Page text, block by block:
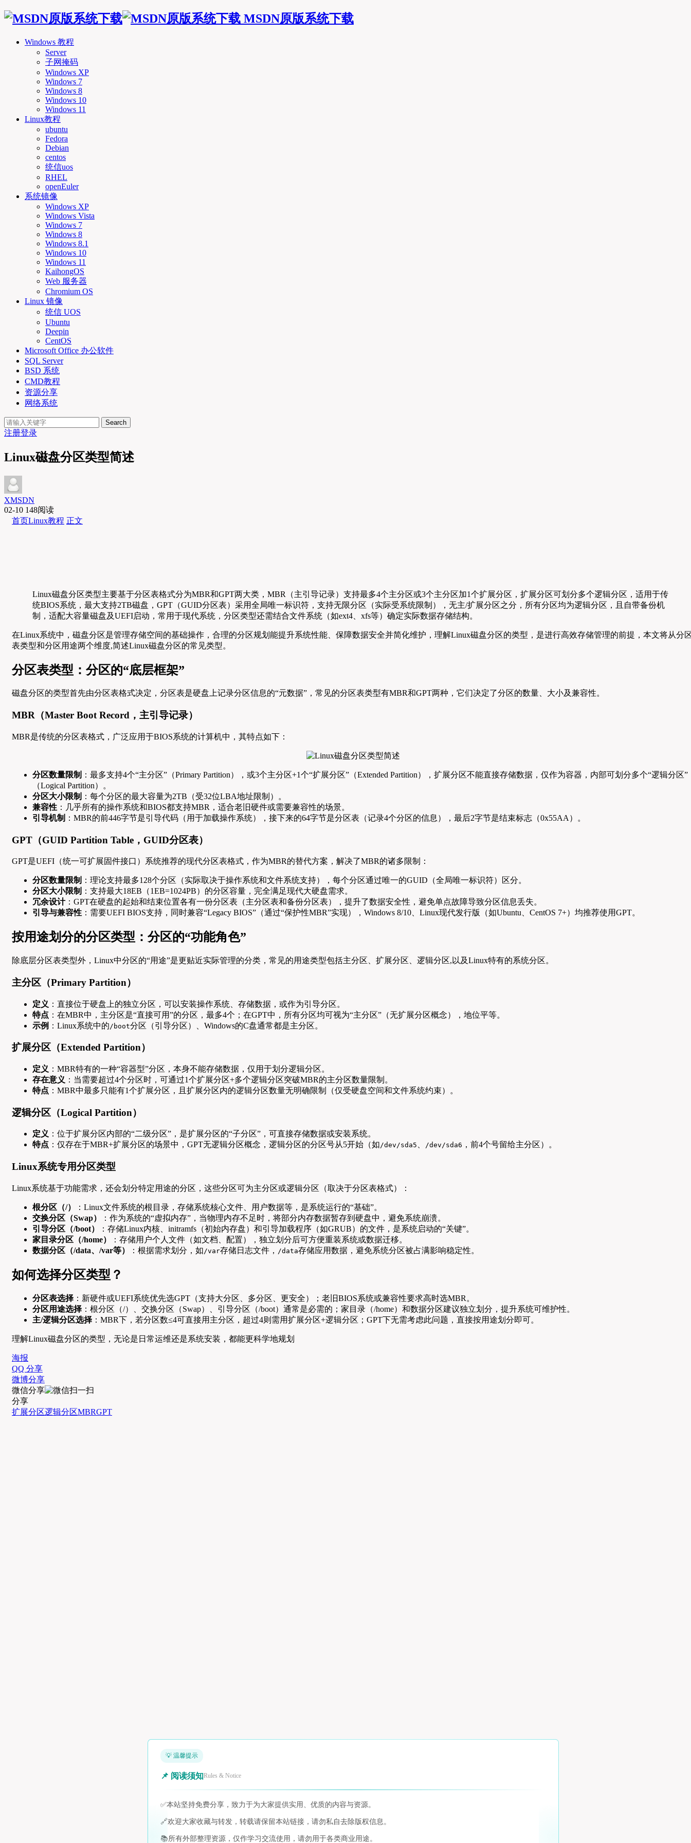
MSDN原版系统下载
Windows 教程
Server
子网掩码
Windows XP
Windows 7
Windows 8
Windows 10
Windows 11
Linux教程
ubuntu
Fedora
Debian
centos
统信uos
RHEL
openEuler
系统镜像
Windows XP
Windows Vista
Windows 7
Windows 8
Windows 8.1
Windows 10
Windows 11
KaihongOS
Web 服务器
Chromium OS
Linux 镜像
统信 UOS
Ubuntu
Deepin
CentOS
Microsoft Office 办公软件
SQL Server
BSD 系统
CMD教程
资源分享
网络系统
Search
注册登录
Linux磁盘分区类型简述
XMSDN
02-10 148阅读
首页Linux教程 正文
Linux磁盘分区类型主要基于分区表格式分为MBR和GPT两大类，MBR（主引导记录）支持最多4个主分区或3个主分区加1个扩展分区，扩展分区可划分多个逻辑分区，适用于传
统BIOS系统，最大支持2TB磁盘，GPT（GUID分区表）采用全局唯一标识符，支持无限分区（实际受系统限制），无主/扩展分区之分，所有分区均为逻辑分区，且自带备份机
制，适配大容量磁盘及UEFI启动，常用于现代系统，分区类型还需结合文件系统（如ext4、xfs等）确定实际数据存储结构。
在Linux系统中，磁盘分区是管理存储空间的基础操作，合理的分区规划能提升系统性能、保障数据安全并简化维护，理解Linux磁盘分区的类型，是进行高效存储管理的前提，本文将从分
表类型和分区用途两个维度,简述Linux磁盘分区的常见类型。
分区表类型：分区的“底层框架”
磁盘分区的类型首先由分区表格式决定，分区表是硬盘上记录分区信息的“元数据”，常见的分区表类型有MBR和GPT两种，它们决定了分区的数量、大小及兼容性。
MBR（Master Boot Record，主引导记录）
MBR是传统的分区表格式，广泛应用于BIOS系统的计算机中，其特点如下：
分区数量限制 ：最多支持4个“主分区”（Primary Partition），或3个主分区+1个“扩展分区”（Extended Partition），扩展分区不能直接存储数据，仅作为容器，内部可划分多个“逻辑分区”
（Logical Partition）。
分区大小限制 ：每个分区的最大容量为2TB（受32位LBA地址限制）。
兼容性 ：几乎所有的操作系统和BIOS都支持MBR，适合老旧硬件或需要兼容性的场景。
引导机制 ：MBR的前446字节是引导代码（用于加载操作系统），接下来的64字节是分区表（记录4个分区的信息），最后2字节是结束标志（0x55AA）。
GPT（GUID Partition Table，GUID分区表）
GPT是UEFI（统一可扩展固件接口）系统推荐的现代分区表格式，作为MBR的替代方案，解决了MBR的诸多限制：
分区数量限制 ：理论支持最多128个分区（实际取决于操作系统和文件系统支持），每个分区通过唯一的GUID（全局唯一标识符）区分。
分区大小限制 ：支持最大18EB（1EB=1024PB）的分区容量，完全满足现代大硬盘需求。
冗余设计：GPT在硬盘的起始和结束位置各有一份分区表（主分区表和备份分区表），提升了数据安全性，避免单点故障导致分区信息丢失。
引导与兼容性 ：需要UEFI BIOS支持，同时兼容“Legacy BIOS”（通过“保护性MBR”实现），Windows 8/10、Linux现代发行版（如Ubuntu、CentOS 7+）均推荐使用GPT。
按用途划分的分区类型：分区的“功能角色”
除底层分区表类型外，Linux中分区的“用途”是更贴近实际管理的分类，常见的用途类型包括主分区、扩展分区、逻辑分区,以及Linux特有的系统分区。
主分区（Primary Partition）
定义 ：直接位于硬盘上的独立分区，可以安装操作系统、存储数据，或作为引导分区。
特点 ：在MBR中，主分区是“直接可用”的分区，最多4个；在GPT中，所有分区均可视为“主分区”（无扩展分区概念），地位平等。
示例 ：Linux系统中的 /boot分区（引导分区）、Windows的C盘通常都是主分区。
扩展分区（Extended Partition）
定义 ：MBR特有的一种“容器型”分区，本身不能存储数据，仅用于划分逻辑分区。
存在意义 ：当需要超过4个分区时，可通过1个扩展分区+多个逻辑分区突破MBR的主分区数量限制。
特点 ：MBR中最多只能有1个扩展分区，且扩展分区内的逻辑分区数量无明确限制（仅受硬盘空间和文件系统约束）。
逻辑分区（Logical Partition）
定义 ：位于扩展分区内部的“二级分区”，是扩展分区的“子分区”，可直接存储数据或安装系统。
特点 ：仅存在于MBR+扩展分区的场景中，GPT无逻辑分区概念，逻辑分区的分区号从5开始（如/dev/sda5 、 /dev/sda6 ，前4个号留给主分区）。
Linux系统专用分区类型
Linux系统基于功能需求，还会划分特定用途的分区，这些分区可为主分区或逻辑分区（取决于分区表格式）：
根分区（/）
：Linux文件系统的根目录，存储系统核心文件、用户数据等，是系统运行的“基础”。
交换分区（Swap）
：作为系统的“虚拟内存”，当物理内存不足时，将部分内存数据暂存到硬盘中，避免系统崩溃。
引导分区（/boot）
：存储Linux内核、initramfs（初始内存盘）和引导加载程序（如GRUB）的文件，是系统启动的“关键”。
家目录分区（/home）
：存储用户个人文件（如文档、配置），独立划分后可方便重装系统或数据迁移。
数据分区（/data、/var等）
：根据需求划分，如 /var存储日志文件， /data存储应用数据，避免系统分区被占满影响稳定性。
如何选择分区类型？
分区表选择 ：新硬件或UEFI系统优先选GPT（支持大分区、多分区、更安全）；老旧BIOS系统或兼容性要求高时选MBR。
分区用途选择 ：根分区（/）、交换分区（Swap）、引导分区（/boot）通常是必需的；家目录（/home）和数据分区建议独立划分，提升系统可维护性。
主/逻辑分区选择 ：MBR下，若分区数≤4可直接用主分区，超过4则需用扩展分区+逻辑分区；GPT下无需考虑此问题，直接按用途划分即可。
理解Linux磁盘分区的类型，无论是日常运维还是系统安装，都能更科学地规划
海报
QQ 分享
微博分享
微信分享
分享
扩展分区逻辑分区MBRGPT
💡 温馨提示
📌 阅读须知Rules & Notice
✅本站坚持免费分享，致力于为大家提供实用、优质的内容与资源。
🔗欢迎大家收藏与转发，转载请保留本站链接，请勿私自去除版权信息。
📚所有外部整理资源，仅作学习交流使用，请勿用于各类商业用途。